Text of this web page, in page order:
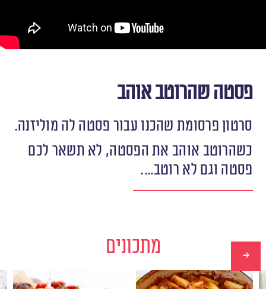
פסטה שהרוטב אוהב
סרטון פרסומת שהכנו עבור פסטה לה מוליזנה.
כשהרוטב אוהב את הפסטה, לא תשאר לכם
פסטה וגם לא רוטב….
מתכונים